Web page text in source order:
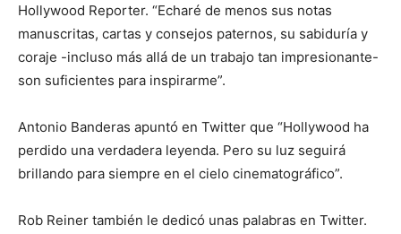
Hollywood Reporter. “Echaré de menos sus notas
manuscritas, cartas y consejos paternos, su sabiduría y
coraje -incluso más allá de un trabajo tan impresionante-
son suficientes para inspirarme”.
Antonio Banderas apuntó en Twitter que “Hollywood ha
perdido una verdadera leyenda. Pero su luz seguirá
brillando para siempre en el cielo cinematográfico”.
Rob Reiner también le dedicó unas palabras en Twitter.